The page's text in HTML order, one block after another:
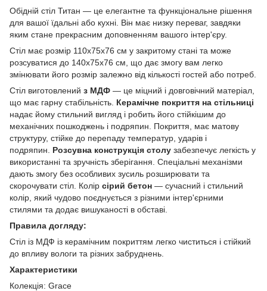
Обідній стіл Титан — це елегантне та функціональне рішення
для вашої їдальні або кухні. Він має низку переваг, завдяки
яким стане прекрасним доповненням вашого інтер'єру.
Стіл має розмір 110х75х76 см у закритому стані та може
розсуватися до 140х75х76 см, що дає змогу вам легко
змінювати його розмір залежно від кількості гостей або потреб.
Стіл виготовлений з МДФ — це міцний і довговічний матеріал,
що має гарну стабільність. Керамічне покриття на стільниці
надає йому стильний вигляд і робить його стійкішим до
механічних пошкоджень і подряпин. Покриття, має матову
структуру, стійке до перепаду температур, ударів і
подряпин. Розсувна конструкція столу забезпечує легкість у
використанні та зручність зберігання. Спеціальні механізми
дають змогу без особливих зусиль розширювати та
скорочувати стіл. Колір сірий бетон — сучасний і стильний
колір, який чудово поєднується з різними інтер'єрними
стилями та додає вишуканості в обставі.
Правила догляду:
Стіл із МДФ із керамічним покриттям легко чиститься і стійкий
до впливу вологи та різних забруднень.
Характеристики
Колекція: Grace